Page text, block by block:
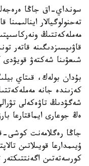
سونداي-اق جاڭا
تەحنولوگيالار
مەملەكەتتىڭ
قاۋىپسىزدىگىنە قاتەر
شىعۋىنا شەكتەۋ
بۇدان بولەك، قىتاي
كەزىندە جانە
شەگۋدىڭ تاۋەكەلى
ەڭ جوعارى ايماقتارعا
جاڭا رەگلامەنت كوشى-
ۇيىمدارعا قويىلاتىن